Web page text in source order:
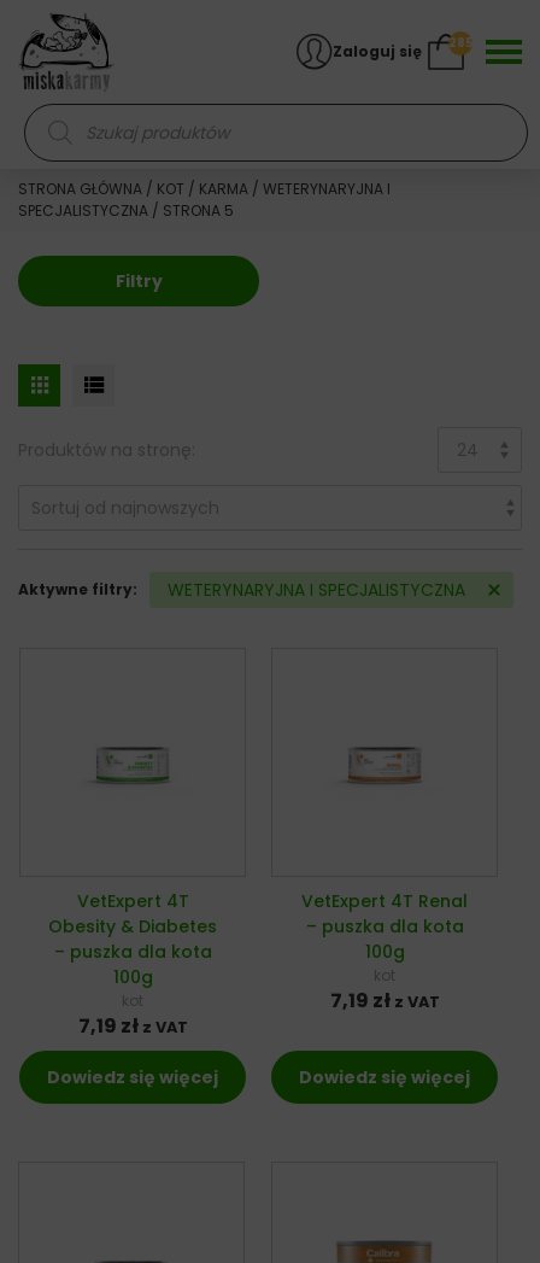
Skocz do treści
Wyszukiwarka produktów
Zaloguj się 285
STRONA GŁÓWNA / KOT / KARMA / WETERYNARYJNA I
SPECJALISTYCZNA / STRONA 5
Filtry
Produktów na stronę:
Aktywne filtry: WETERYNARYJNA I SPECJALISTYCZNA
VetExpert 4T
Obesity & Diabetes
– puszka dla kota
100g
kot
7,19 zł z VAT
Dowiedz się więcej
VetExpert 4T Renal
– puszka dla kota
100g
kot
7,19 zł z VAT
Dowiedz się więcej